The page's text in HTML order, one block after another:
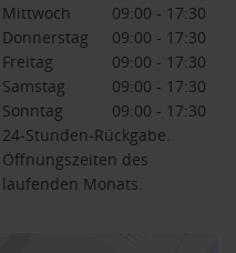
Mittwoch
09:00 - 17:30
Donnerstag
09:00 - 17:30
Freitag
09:00 - 17:30
Samstag
09:00 - 17:30
Sonntag
09:00 - 17:30
24-Stunden-Rückgabe.
Öffnungszeiten des
laufenden Monats.